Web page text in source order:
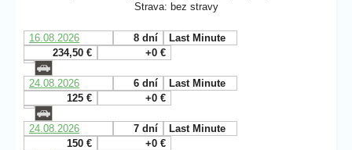
Strava: bez stravy
16.08.2026 8 dní
Last Minute
234,50 €
+0 €
24.08.2026 6 dní
Last Minute
125 €
+0 €
24.08.2026 7 dní
Last Minute
150 €
+0 €